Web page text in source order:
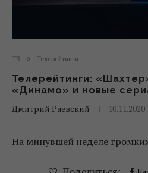
ТВ Телерейтинги
Телерейтинги:
«Динамо» и новые
Дмитрий Раевский
10.11.2020
На минувшей неделе